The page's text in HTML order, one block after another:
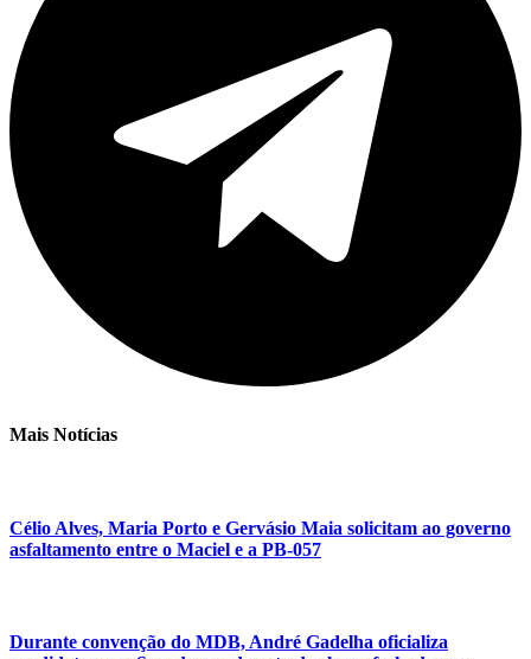
Mais Notícias
Célio Alves, Maria Porto e Gervásio Maia solicitam ao governo
asfaltamento entre o Maciel e a PB-057
Durante convenção do MDB, André Gadelha oficializa